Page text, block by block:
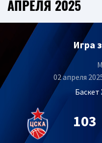
АПРЕЛЯ 2025
Игра
02 апреля
Баскет
103